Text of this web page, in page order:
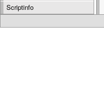
Scriptinfo